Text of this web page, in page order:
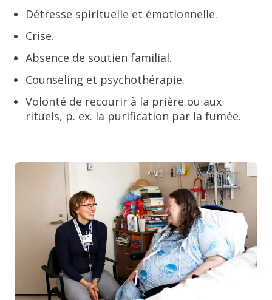
Détresse spirituelle et émotionnelle.
Crise.
Absence de soutien familial.
Counseling et psychothérapie.
Volonté de recourir à la prière ou aux
rituels, p. ex. la purification par la fumée.